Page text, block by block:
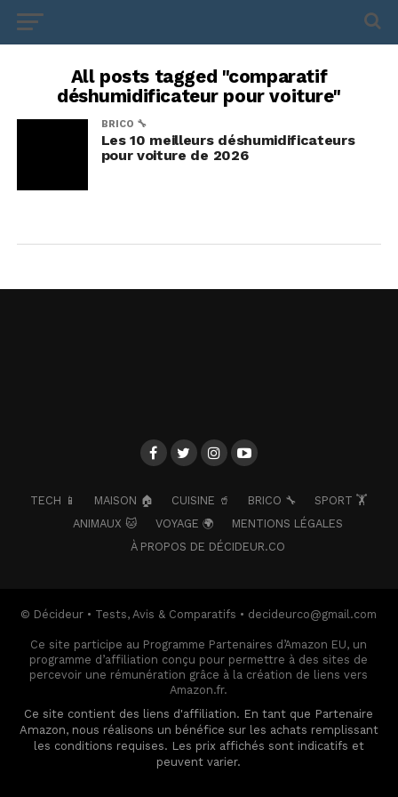
All posts tagged "comparatif
déshumidificateur pour voiture"
BRICO 🔧
Les 10 meilleurs déshumidificateurs
pour voiture de 2026
TECH 📱 MAISON 🏠 CUISINE 🥤 BRICO 🔧
SPORT 🏋️
ANIMAUX 🐱
VOYAGE 🌍
MENTIONS LÉGALES
À PROPOS DE DÉCIDEUR.CO
© Décideur • Tests, Avis & Comparatifs • decideurco@gmail.com
Ce site participe au Programme Partenaires d’Amazon EU, un
programme d’affiliation conçu pour permettre à des sites de
percevoir une rémunération grâce à la création de liens vers
Amazon.fr.
Ce site contient des liens d'affiliation. En tant que Partenaire
Amazon, nous réalisons un bénéfice sur les achats remplissant
les conditions requises. Les prix affichés sont indicatifs et
peuvent varier.